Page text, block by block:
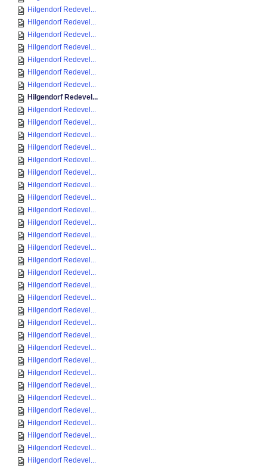
Hilgendorf Redevel...
Hilgendorf Redevel...
Hilgendorf Redevel...
Hilgendorf Redevel...
Hilgendorf Redevel...
Hilgendorf Redevel...
Hilgendorf Redevel...
Hilgendorf Redevel...
Hilgendorf Redevel...
Hilgendorf Redevel...
Hilgendorf Redevel...
Hilgendorf Redevel...
Hilgendorf Redevel...
Hilgendorf Redevel...
Hilgendorf Redevel...
Hilgendorf Redevel...
Hilgendorf Redevel...
Hilgendorf Redevel...
Hilgendorf Redevel...
Hilgendorf Redevel...
Hilgendorf Redevel...
Hilgendorf Redevel...
Hilgendorf Redevel...
Hilgendorf Redevel...
Hilgendorf Redevel...
Hilgendorf Redevel...
Hilgendorf Redevel...
Hilgendorf Redevel...
Hilgendorf Redevel...
Hilgendorf Redevel...
Hilgendorf Redevel...
Hilgendorf Redevel...
Hilgendorf Redevel...
Hilgendorf Redevel...
Hilgendorf Redevel...
Hilgendorf Redevel...
Hilgendorf Redevel...